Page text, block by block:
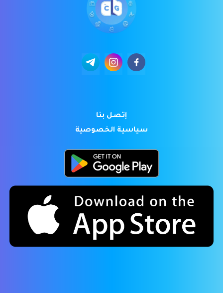
إتصل بنا
سياسية الخصوصية